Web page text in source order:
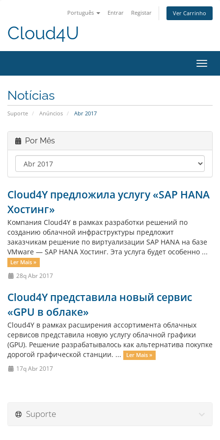
Português Entrar Registar Ver Carrinho
Cloud4U
Notícias
Suporte Anúncios Abr 2017
Por Mês
Cloud4Y предложила услугу «SAP HANA
Хостинг»
Компания Cloud4Y в рамках разработки решений по
созданию облачной инфраструктуры предложит
заказчикам решение по виртуализации SAP HANA на базе
VMware — SAP HANA Хостинг. Эта услуга будет особенно ...
Ler Mais »
28q Abr 2017
Cloud4Y представила новый сервис
«GPU в облаке»
Cloud4Y в рамках расширения ассортимента облачных
сервисов представила новую услугу облачной графики
(GPU). Решение разрабатывалось как альтернатива покупке
дорогой графической станции. ...
Ler Mais »
17q Abr 2017
Suporte